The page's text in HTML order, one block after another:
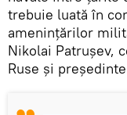
trebuie luată în
amenințărilor
Nikolai Patrușev,
Ruse și